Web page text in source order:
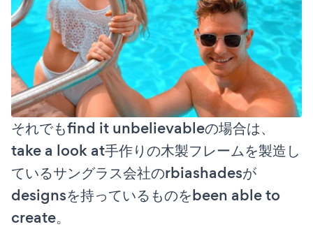
それでもfind it unbelievableの場合は、
take a look at手作りの木製フレームを製造し
ているサングラス会社のrbiashadesが
designsを持っているものをbeen able to
create。